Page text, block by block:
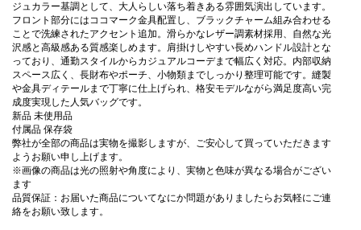
ジュカラー基調として、大人らしい落ち着きある雰囲気演出しています。
フロント部分にはココマーク金具配置し、ブラックチャーム組み合わせる
ことで洗練されたアクセント追加。滑らかなレザー調素材採用、自然な光
沢感と高級感ある質感楽しめます。肩掛けしやすい長めハンドル設計とな
っており、通勤スタイルからカジュアルコーデまで幅広く対応。内部収納
スペース広く、長財布やポーチ、小物類までしっかり整理可能です。縫製
や金具ディテールまで丁寧に仕上げられ、格安モデルながら満足度高い完
成度実現した人気バッグです。
新品 未使用品
付属品 保存袋
弊社が全部の商品は実物を撮影しますが、ご安心して買っていただきます
ようお願い申し上げます。
※画像の商品は光の照射や角度により、実物と色味が異なる場合がござい
ます
品質保証：お届いた商品についてなにか問題がありましたらお気軽にご連
絡をお願い致します。